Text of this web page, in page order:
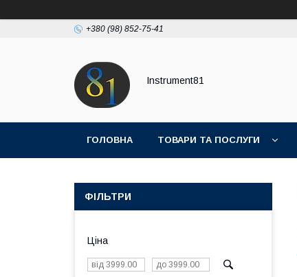
+380 (98) 852-75-41
Instrument81
ГОЛОВНА ТОВАРИ ТА ПОСЛУГИ
ФІЛЬТРИ
Ціна